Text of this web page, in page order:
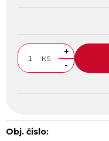
KS
+
-
Obj. čislo: